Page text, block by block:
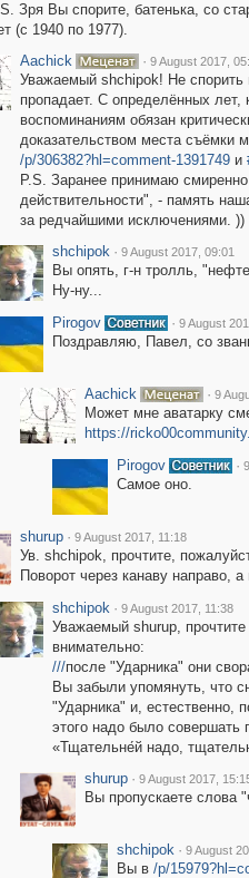
Зря Вы спорите, батенька, со
(с 1940 по 1977).
Aachick
· 9 August 2017,
Уважаемый shchipok! Не спорить
пропадает. С определённых лет,
воспоминаниям обязан
доказательством места съёмки
/p/306382?hl=comment-1391749и
P.S. Заранее принимаю
действительности", - память
за редчайшими исключениями. ))
shchipok · 9 August 2017, 09:01
Вы опять, г-н тролль,
Ну-ну...
Pirogov
· 9 August
Поздравляю, Павел, со
Aachick · 9
Может мне аватарку
https://
Pirogov
·
Самое оно.
shurup · 9 August 2017, 11:18
Ув. shchipok, прочтите,
Поворот через канаву направо,
shchipok · 9 August 2017, 11:38
Уважаемый shurup,
внимательно:
///после "Ударника" они
Вы забыли упомянуть, что
"Ударника" и, естественно,
этого надо было совершать
«Тщательне́й надо,
shurup · 9 August 2017,
Вы пропускаете слова
shchipok · 9 August
Вы в /p/